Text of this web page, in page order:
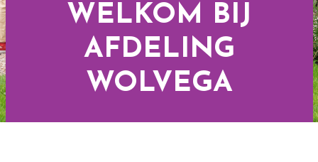
WELKOM BIJ
AFDELING
WOLVEGA